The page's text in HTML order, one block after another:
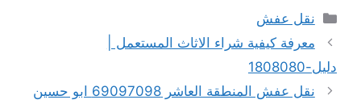
التصنيفات
نقل عفش
معرفة كيفية شراء الاثاث المستعمل |
دليل-1808080
نقل عفش المنطقة العاشر 69097098 ابو حسين